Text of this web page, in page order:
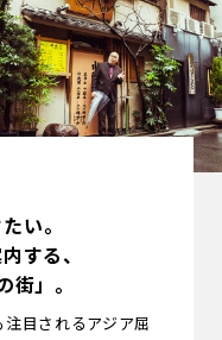
――。
する、
街」。
目されるアジア屈